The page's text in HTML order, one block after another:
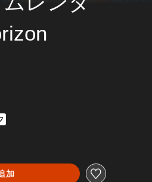
り値引き
加